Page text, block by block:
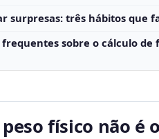
surpresas: três hábitos que
sobre o cálculo de
peso físico não